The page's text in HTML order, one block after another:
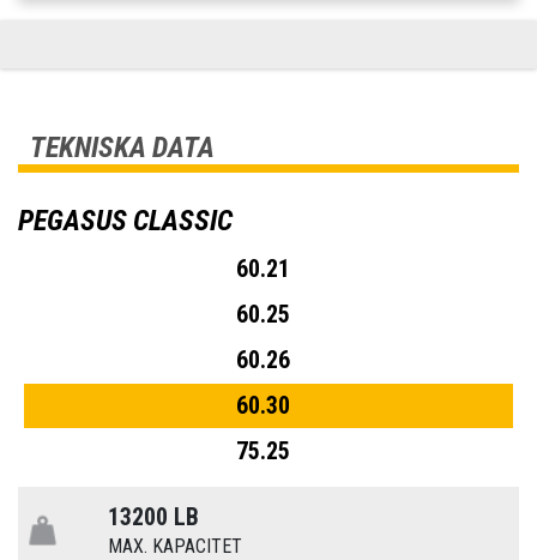
TEKNISKA DATA
PEGASUS CLASSIC
60.21
60.25
60.26
60.30
75.25
13200 LB
MAX. KAPACITET